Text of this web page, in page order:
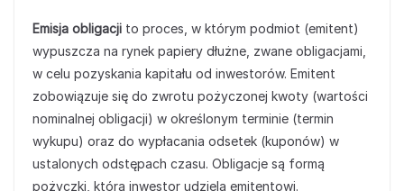
Emisja obligacji to proces, w którym podmiot (emitent)
wypuszcza na rynek papiery dłużne, zwane obligacjami,
w celu pozyskania kapitału od inwestorów. Emitent
zobowiązuje się do zwrotu pożyczonej kwoty (wartości
nominalnej obligacji) w określonym terminie (termin
wykupu) oraz do wypłacania odsetek (kuponów) w
ustalonych odstępach czasu. Obligacje są formą
pożyczki, którą inwestor udziela emitentowi.